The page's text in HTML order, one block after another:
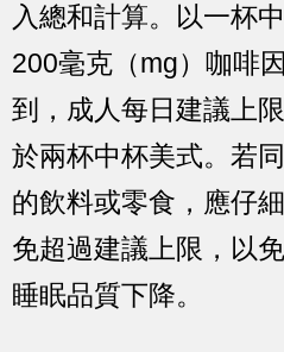
入總和計算。以一杯
200毫克（mg）咖啡
到，成人每日建議上
於兩杯中杯美式。若
的飲料或零食，應仔
免超過建議上限，以
睡眠品質下降。